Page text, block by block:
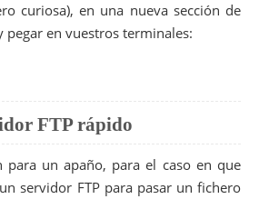
curiosa), en una nueva sección de
pegar en vuestros terminales:
FTP rápido
para un apaño, para el caso en que
servidor FTP para pasar un fichero